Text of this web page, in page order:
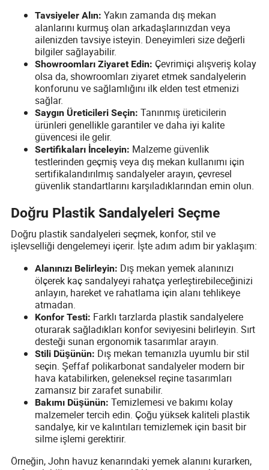
Tavsiyeler Alın: Yakın zamanda dış mekan
alanlarını kurmuş olan arkadaşlarınızdan veya
ailenizden tavsiye isteyin. Deneyimleri size değerli
bilgiler sağlayabilir.
Showroomları Ziyaret Edin: Çevrimiçi alışveriş kolay
olsa da, showroomları ziyaret etmek sandalyelerin
konforunu ve sağlamlığını ilk elden test etmenizi
sağlar.
Saygın Üreticileri Seçin: Tanınmış üreticilerin
ürünleri genellikle garantiler ve daha iyi kalite
güvencesi ile gelir.
Sertifikaları İnceleyin: Malzeme güvenlik
testlerinden geçmiş veya dış mekan kullanımı için
sertifikalandırılmış sandalyeler arayın, çevresel
güvenlik standartlarını karşıladıklarından emin olun.
Doğru Plastik Sandalyeleri Seçme
Doğru plastik sandalyeleri seçmek, konfor, stil ve
işlevselliği dengelemeyi içerir. İşte adım adım bir yaklaşım:
Alanınızı Belirleyin: Dış mekan yemek alanınızı
ölçerek kaç sandalyeyi rahatça yerleştirebileceğinizi
anlayın, hareket ve rahatlama için alanı tehlikeye
atmadan.
Konfor Testi: Farklı tarzlarda plastik sandalyelere
oturarak sağladıkları konfor seviyesini belirleyin. Sırt
desteği sunan ergonomik tasarımlar arayın.
Stili Düşünün: Dış mekan temanızla uyumlu bir stil
seçin. Şeffaf polikarbonat sandalyeler modern bir
hava katabilirken, geleneksel reçine tasarımları
zamansız bir zarafet sunabilir.
Bakımı Düşünün: Temizlemesi ve bakımı kolay
malzemeler tercih edin. Çoğu yüksek kaliteli plastik
sandalye, kir ve kalıntıları temizlemek için basit bir
silme işlemi gerektirir.
Örneğin, John havuz kenarındaki yemek alanını kurarken,